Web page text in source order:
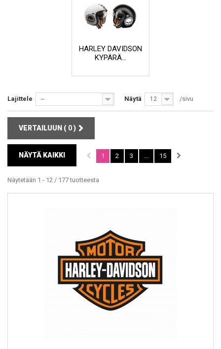
HARLEY DAVIDSON
KYPÄRÄ...
Lajittele -- Näytä 12 /sivu
VERTAILUUN ( 0)
NÄYTÄ KAIKKI 1 2 3 15
Näytetään 1 - 12 / 177 tuotteesta